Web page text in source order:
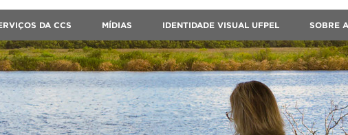
DA CCS MÍDIAS IDENTIDADE VISUAL UFPEL SOBRE